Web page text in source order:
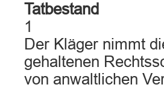
Tatbestand
1
Der Kläger nimmt
gehaltenen
von anwaltlichen